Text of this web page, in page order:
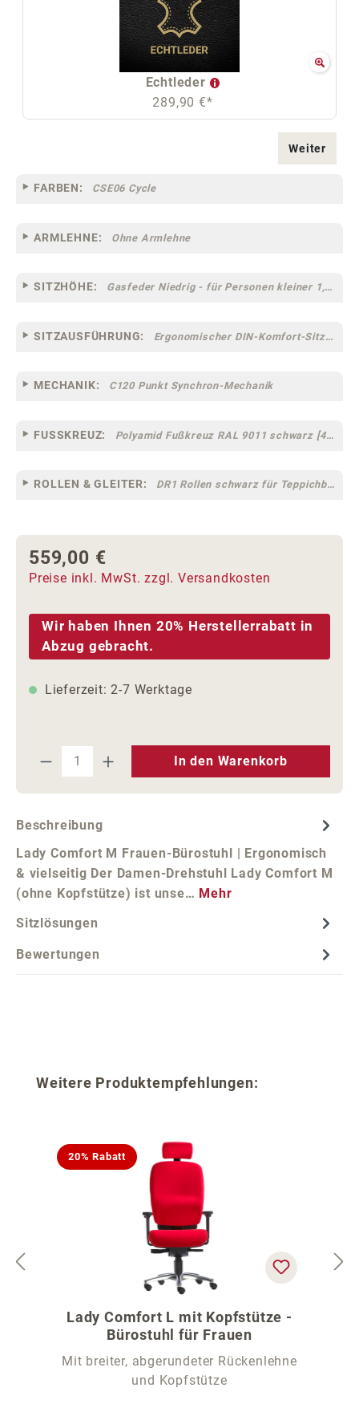
Echtleder
289,90 €*
Weiter
FARBEN: CSE06 Cycle
ARMLEHNE: Ohne Armlehne
SITZHÖHE: Gasfeder Niedrig - für Personen kleiner 1,60 m
SITZAUSFÜHRUNG: Ergonomischer DIN-Komfort-Sitz [75]
MECHANIK: C120 Punkt Synchron-Mechanik
FUSSKREUZ: Polyamid Fußkreuz RAL 9011 schwarz [44]
ROLLEN & GLEITER: DR1 Rollen schwarz für Teppichböden [10]
Regulärer Preis:
559,00 €
Preise inkl. MwSt. zzgl. Versandkosten
Wir haben Ihnen 20% Herstellerrabatt in
Abzug gebracht.
Lieferzeit: 2-7 Werktage
Produkt Anzahl: Gib den
In den Warenkorb
Beschreibung
Lady Comfort M Frauen-Bürostuhl | Ergonomisch
& vielseitig Der Damen-Drehstuhl Lady Comfort M
(ohne Kopfstütze) ist unse… Mehr
Sitzlösungen
Bewertungen
Produktgalerie überspringen
Weitere Produktempfehlungen:
20% Rabatt
Lady Comfort L mit Kopfstütze -
Bürostuhl für Frauen
Mit breiter, abgerundeter Rückenlehne
und Kopfstütze